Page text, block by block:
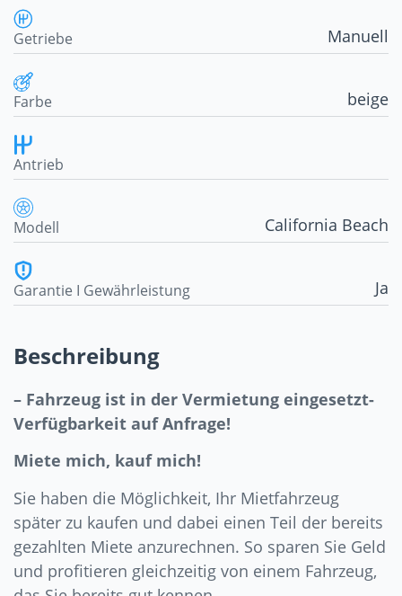
Getriebe Manuell
Farbe beige
Antrieb
Modell California Beach
Garantie I Gewährleistung Ja
Beschreibung
– Fahrzeug ist in der Vermietung eingesetzt-
Verfügbarkeit auf Anfrage!
Miete mich, kauf mich!
Sie haben die Möglichkeit, Ihr Mietfahrzeug
später zu kaufen und dabei einen Teil der bereits
gezahlten Miete anzurechnen. So sparen Sie Geld
und profitieren gleichzeitig von einem Fahrzeug,